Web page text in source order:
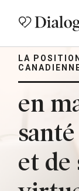
LA
en
santé
et de